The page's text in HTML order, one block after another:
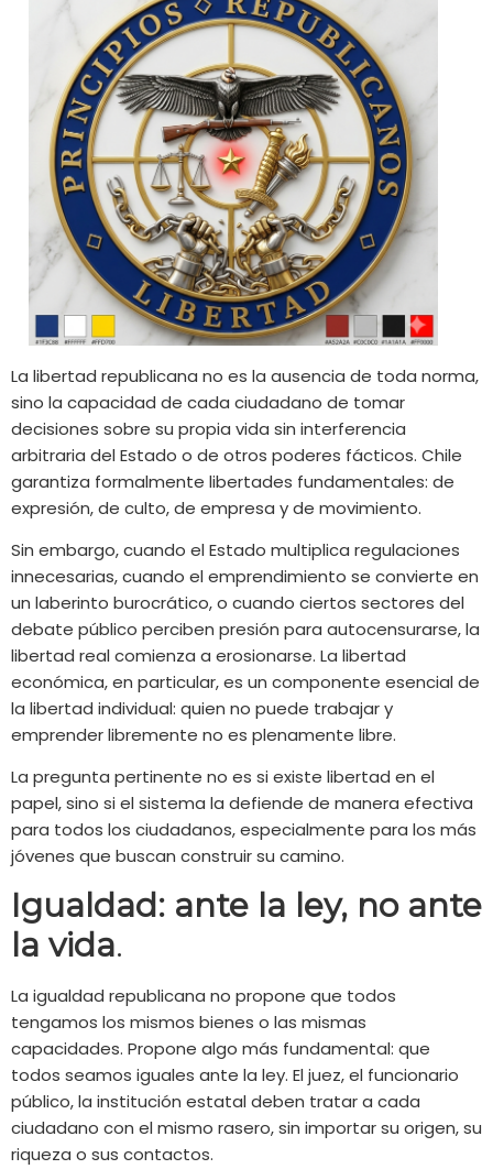
La libertad republicana no es la ausencia de toda norma,
sino la capacidad de cada ciudadano de tomar
decisiones sobre su propia vida sin interferencia
arbitraria del Estado o de otros poderes fácticos. Chile
garantiza formalmente libertades fundamentales: de
expresión, de culto, de empresa y de movimiento.
Sin embargo, cuando el Estado multiplica regulaciones
innecesarias, cuando el emprendimiento se convierte en
un laberinto burocrático, o cuando ciertos sectores del
debate público perciben presión para autocensurarse, la
libertad real comienza a erosionarse. La libertad
económica, en particular, es un componente esencial de
la libertad individual: quien no puede trabajar y
emprender libremente no es plenamente libre.
La pregunta pertinente no es si existe libertad en el
papel, sino si el sistema la defiende de manera efectiva
para todos los ciudadanos, especialmente para los más
jóvenes que buscan construir su camino.
Igualdad: ante la ley, no ante
la vida.
La igualdad republicana no propone que todos
tengamos los mismos bienes o las mismas
capacidades. Propone algo más fundamental: que
todos seamos iguales ante la ley. El juez, el funcionario
público, la institución estatal deben tratar a cada
ciudadano con el mismo rasero, sin importar su origen, su
riqueza o sus contactos.